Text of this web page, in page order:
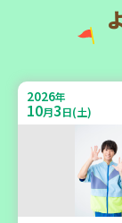
2026年
9月7日(月)
2026年
10月3日(土)